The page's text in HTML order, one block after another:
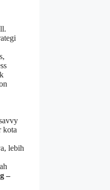
kota
lebih
–